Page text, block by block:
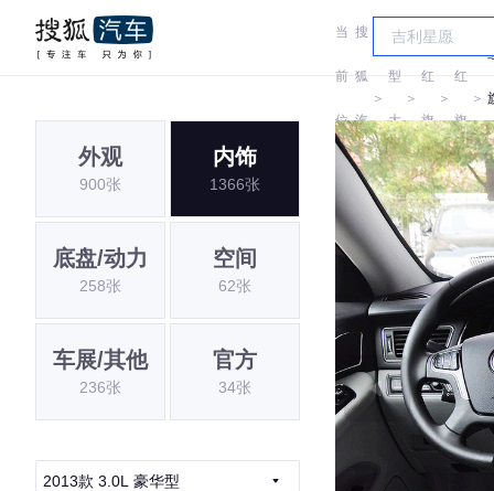
当
前
位
置:
搜
狐
汽
车
＞
车
型
大
全
＞
红
旗
＞
红
旗
＞
外观
900张
内饰
1366张
底盘/动力
258张
空间
62张
车展/其他
236张
官方
34张
2013款 3.0L 豪华型